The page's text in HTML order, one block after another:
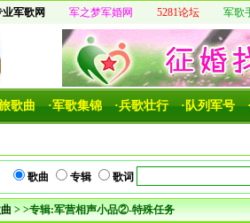
军歌网 军之梦军婚网 5281论坛 军歌
歌曲 ·军歌集锦 ·兵歌壮行 ·队列军号
歌曲 专辑 歌词
> >专辑:军营相声小品②-特殊任务